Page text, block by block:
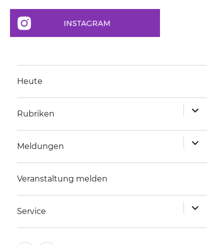
Heute
Rubriken
anzeigen
Meldungen
anzeigen
Veranstaltung melden
Service
anzeigen